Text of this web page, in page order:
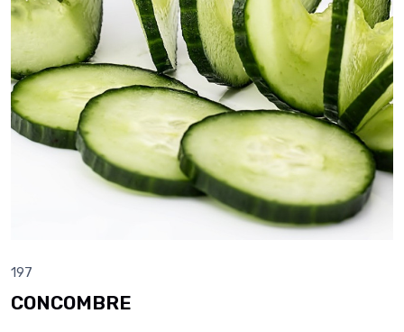
197
CONCOMBRE